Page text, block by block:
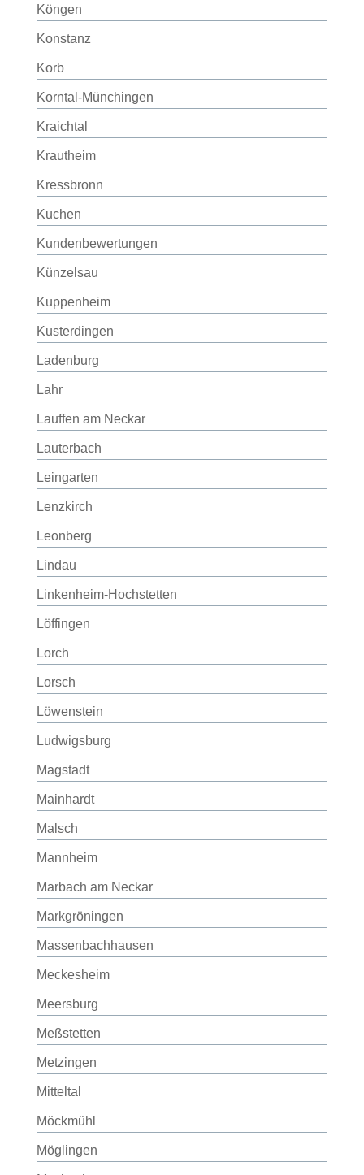
Köngen
Konstanz
Korb
Korntal-Münchingen
Kraichtal
Krautheim
Kressbronn
Kuchen
Kundenbewertungen
Künzelsau
Kuppenheim
Kusterdingen
Ladenburg
Lahr
Lauffen am Neckar
Lauterbach
Leingarten
Lenzkirch
Leonberg
Lindau
Linkenheim-Hochstetten
Löffingen
Lorch
Lorsch
Löwenstein
Ludwigsburg
Magstadt
Mainhardt
Malsch
Mannheim
Marbach am Neckar
Markgröningen
Massenbachhausen
Meckesheim
Meersburg
Meßstetten
Metzingen
Mitteltal
Möckmühl
Möglingen